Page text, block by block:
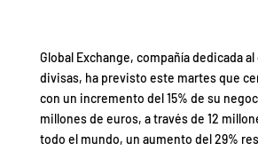
Global Exchange, compañía dedicada
divisas, ha previsto este martes que
con un incremento del 15% de su
millones de euros, a través de 12
todo el mundo, un aumento del 29%